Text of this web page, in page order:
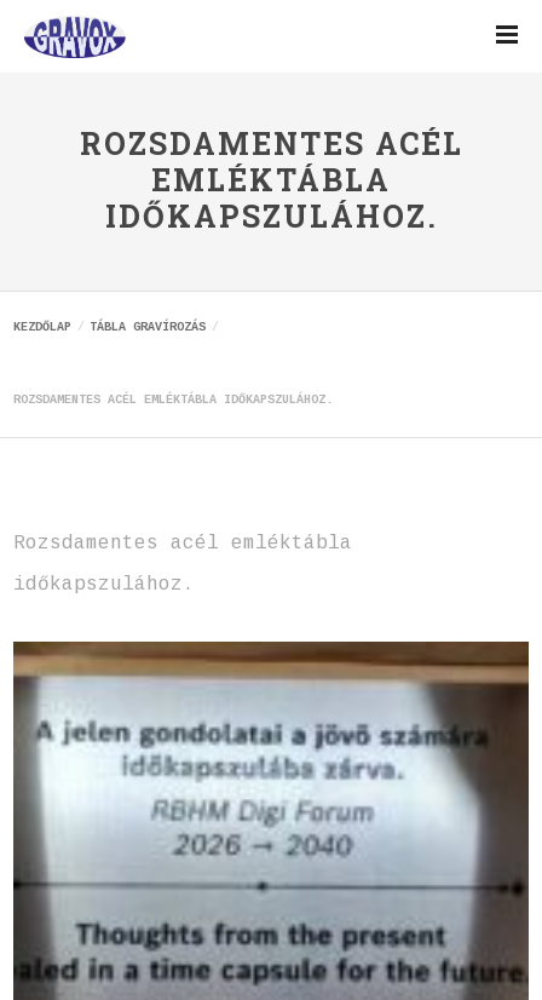
ROZSDAMENTES ACÉL
EMLÉKTÁBLA
IDŐKAPSZULÁHOZ.
KEZDŐLAP TÁBLA GRAVÍROZÁS
ROZSDAMENTES ACÉL EMLÉKTÁBLA IDŐKAPSZULÁHOZ.
Rozsdamentes acél emléktábla
időkapszulához.